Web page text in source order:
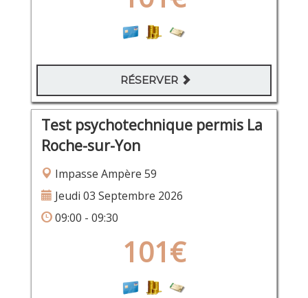
RÉSERVER
Test psychotechnique permis La
Roche-sur-Yon
Impasse Ampère 59
Jeudi 03 Septembre 2026
09:00 - 09:30
101€